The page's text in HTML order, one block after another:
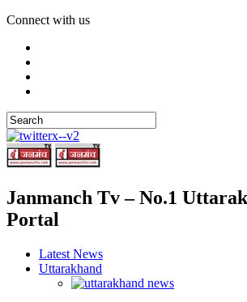
Connect with us
Janmanch Tv – No.1
Portal
Latest News
Uttarakhand